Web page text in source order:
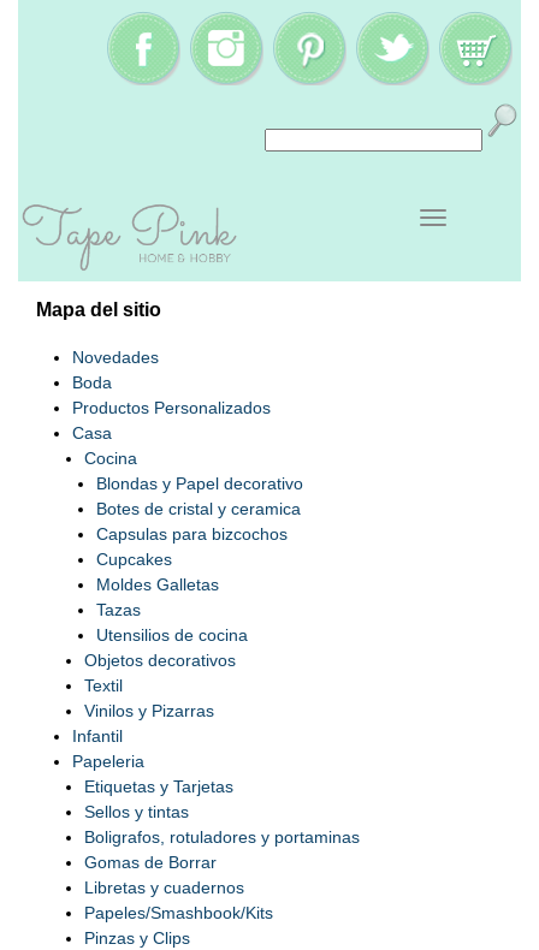
Mapa del sitio
Novedades
Boda
Productos Personalizados
Casa
Cocina
Blondas y Papel decorativo
Botes de cristal y ceramica
Capsulas para bizcochos
Cupcakes
Moldes Galletas
Tazas
Utensilios de cocina
Objetos decorativos
Textil
Vinilos y Pizarras
Infantil
Papeleria
Etiquetas y Tarjetas
Sellos y tintas
Boligrafos, rotuladores y portaminas
Gomas de Borrar
Libretas y cuadernos
Papeles/Smashbook/Kits
Pinzas y Clips